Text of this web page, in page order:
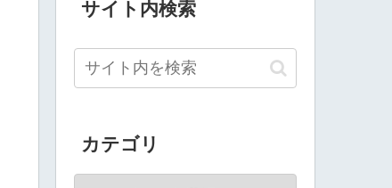
サイト内検索
カテゴリ